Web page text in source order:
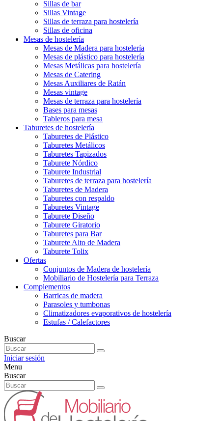
Sillas de bar
Sillas Vintage
Sillas de terraza para hostelería
Sillas de oficina
Mesas de hostelería
Mesas de Madera para hostelería
Mesas de plástico para hostelería
Mesas Metálicas para hostelería
Mesas de Catering
Mesas Auxiliares de Ratán
Mesas vintage
Mesas de terraza para hostelería
Bases para mesas
Tableros para mesa
Taburetes de hostelería
Taburetes de Plástico
Taburetes Metálicos
Taburetes Tapizados
Taburete Nórdico
Taburete Industrial
Taburetes de terraza para hostelería
Taburetes de Madera
Taburetes con respaldo
Taburetes Vintage
Taburete Diseño
Taburete Giratorio
Taburetes para Bar
Taburete Alto de Madera
Taburete Tolix
Ofertas
Conjuntos de Madera de hostelería
Mobiliario de Hostelería para Terraza
Complementos
Barricas de madera
Parasoles y tumbonas
Climatizadores evaporativos de hostelería
Estufas / Calefactores
Buscar
Iniciar sesión
Menu
Buscar